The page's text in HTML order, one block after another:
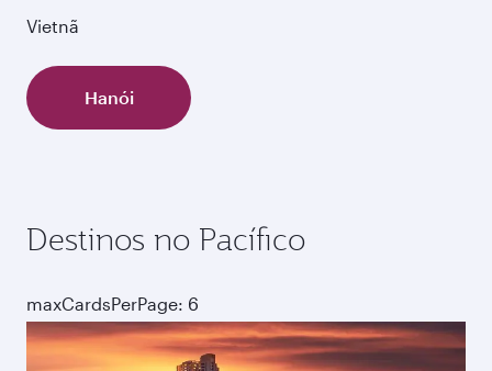
Vietnã
Hanói
Destinos no Pacífico
maxCardsPerPage: 6